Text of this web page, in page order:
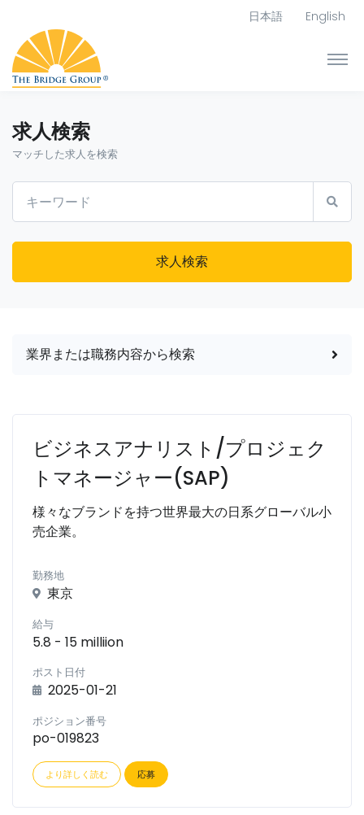
日本語 English
求人検索
マッチした求人を検索
求人検索
業界または職務内容から検索
ビジネスアナリスト/プロジェク
トマネージャー(SAP)
様々なブランドを持つ世界最大の日系グローバル小
売企業。
勤務地
東京
給与
5.8 - 15 milliion
ポスト日付
2025-01-21
ポジション番号
po-019823
より詳しく読む 応募